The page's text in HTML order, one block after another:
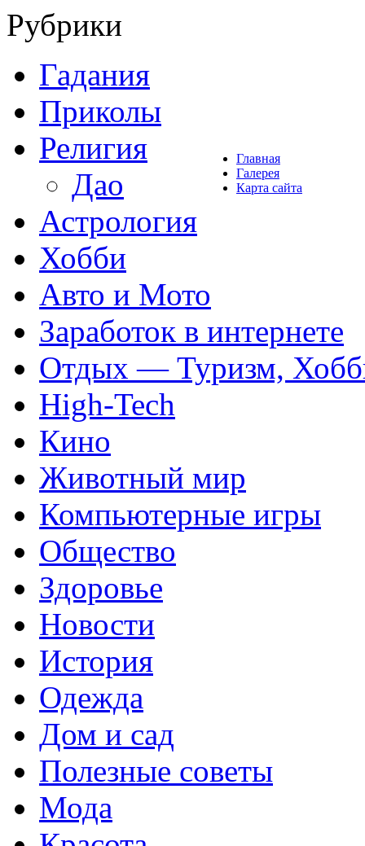
Главная
Галерея
Карта сайта
Рубрики
Гадания
Приколы
Религия
Дао
Астрология
Хобби
Авто и Мото
Заработок в интернете
Отдых — Туризм,
High-Tech
Кино
Животный мир
Компьютерные игры
Общество
Здоровье
Новости
История
Одежда
Дом и сад
Полезные советы
Мода